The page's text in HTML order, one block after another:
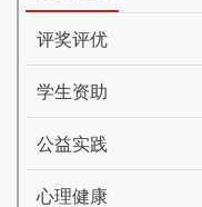
评奖评优
学生资助
公益实践
心理健康